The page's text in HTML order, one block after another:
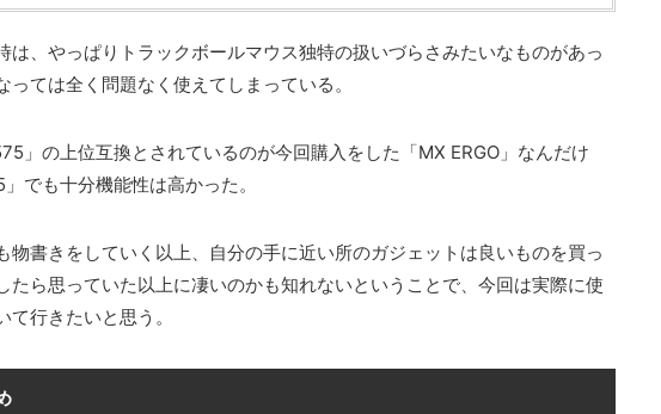
は、やっぱりトラックボールマウス独特の扱いづらさみたいなものがあっ
っては全く問題なく使えてしまっている。
」の上位互換とされているのが今回購入をした「MX ERGO」なんだけ
でも十分機能性は高かった。
物書きをしていく以上、自分の手に近い所のガジェットは良いものを買っ
たら思っていた以上に凄いのかも知れないということで、今回は実際に使
て行きたいと思う。